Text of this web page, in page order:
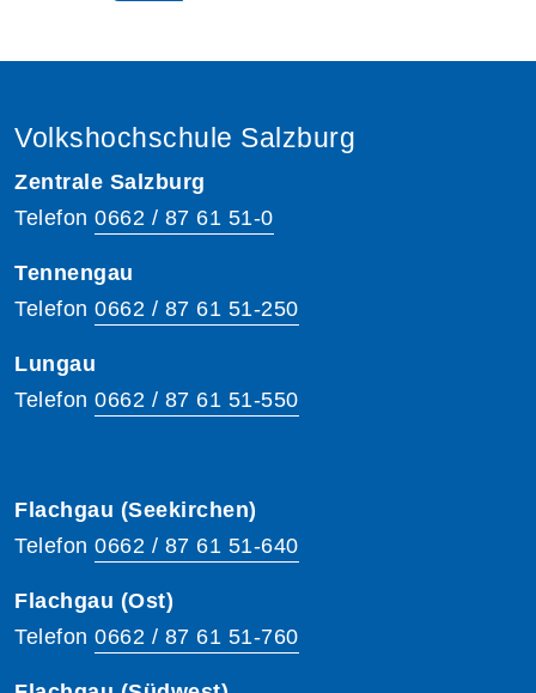
Volkshochschule Salzburg
Zentrale Salzburg
Telefon 0662 / 87 61 51-0
Tennengau
Telefon 0662 / 87 61 51-250
Lungau
Telefon 0662 / 87 61 51-550
Flachgau (Seekirchen)
Telefon 0662 / 87 61 51-640
Flachgau (Ost)
Telefon 0662 / 87 61 51-760